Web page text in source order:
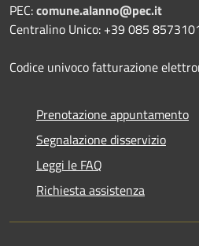
PEC:comune.alanno@pec.it
Centralino Unico: +39 085
Codice univoco fatturazione
Prenotazione appuntamento
Segnalazione disservizio
Leggi le FAQ
Richiesta assistenza